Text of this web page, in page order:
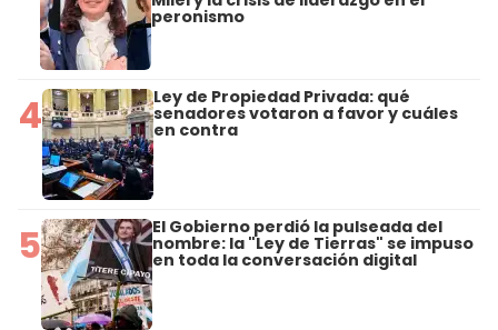
peronismo
4 Ley de Propiedad Privada: qué
senadores votaron a favor y cuáles
en contra
5 El Gobierno perdió la pulseada del
nombre: la "Ley de Tierras" se impuso
en toda la conversación digital